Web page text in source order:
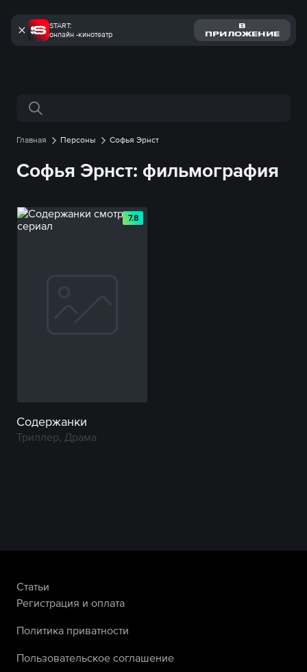
START:
онлайн -кинотеатр
В
ПРИЛОЖЕНИЕ
Поиск по сайту
Главная Персоны Софья Эрнст
Софья Эрнст: фильмография
7.8
Содержанки
Триллер, Драма
Статьи
Регистрация и оплата
Политика приватности
Пользовательское соглашение